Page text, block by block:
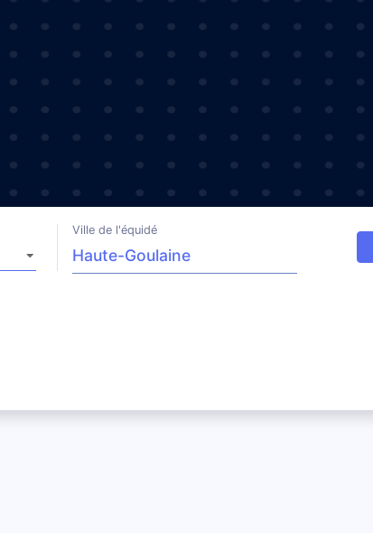
Ville de l'équidé